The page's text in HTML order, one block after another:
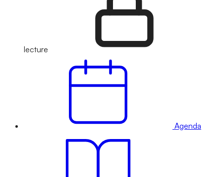
lecture
Agenda